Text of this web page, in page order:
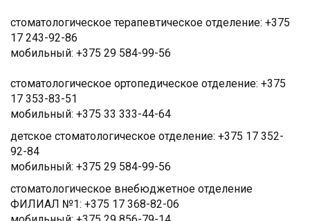
стоматологическое терапевтическое отделение: +375
17 243-92-86
мобильный: +375 29 584-99-56
стоматологическое ортопедическое отделение: +375
17 353-83-51
мобильный: +375 33 333-44-64
детское стоматологическое отделение: +375 17 352-
92-84
мобильный: +375 29 584-99-56
стоматологическое внебюджетное отделение
ФИЛИАЛ №1: +375 17 368-82-06